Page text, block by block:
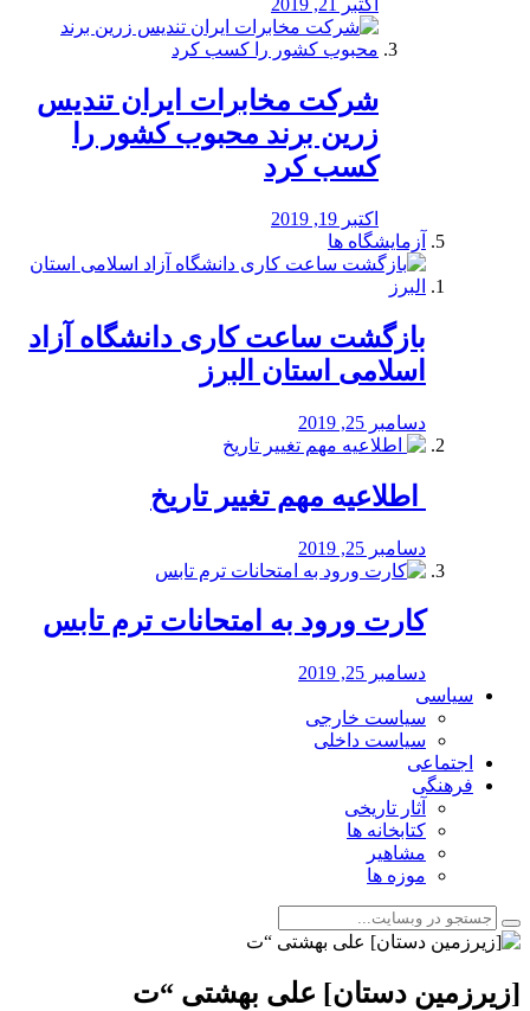
اکتبر 21, 2019
شرکت مخابرات ایران تندیس
زرین برند محبوب کشور را
کسب کرد
اکتبر 19, 2019
آزمایشگاه ها
بازگشت ساعت کاری دانشگاه آزاد
اسلامی استان البرز
دسامبر 25, 2019
️ اطلاعیه مهم تغییر تاریخ
دسامبر 25, 2019
کارت ورود به امتحانات ترم تابس
دسامبر 25, 2019
سیاسی
سیاست خارجی
سیاست داخلی
اجتماعی
فرهنگی
آثار تاریخی
کتابخانه ها
مشاهیر
موزه ها
[زیرزمین دستان] علی بهشتی “ت